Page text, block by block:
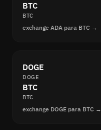
BTC
BTC
exchange ADA para BTC →
DOGE
DOGE
BTC
BTC
exchange DOGE para BTC →